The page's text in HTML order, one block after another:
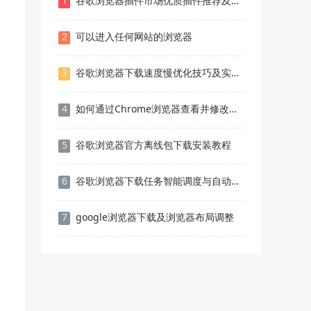
2 可以进入任何网站的浏览器
3 谷歌浏览器下载速度慢优化技巧及实操教程
4 如何通过Chrome浏览器查看并修改网页的HTTP请求头
5 谷歌浏览器官方离线包下载安装教程
6 谷歌浏览器下载任务智能调度与自动管理
7 google浏览器下载及浏览器布局调整